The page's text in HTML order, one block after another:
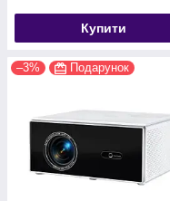
Купити
–3% Подарунок